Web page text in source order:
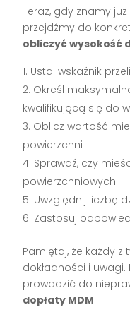
Teraz, gdy znamy
przejdźmy do
obliczyć wysokość
Ustal wskaźnik
Określ
kwalifikującą się do
Oblicz wartość
powierzchni
Sprawdź, czy
powierzchniowych
Uwzględnij liczbę
Zastosuj
Pamiętaj, że każdy
dokładności i
prowadzić do
dopłaty MDM.